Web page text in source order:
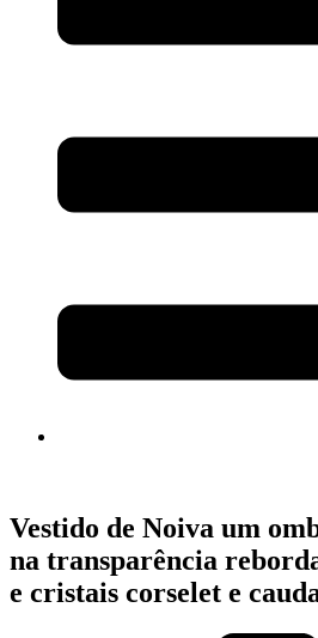
Vestido de Noiva um
na transparência
e cristais corselet e